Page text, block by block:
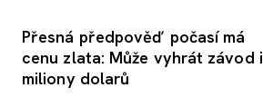
Přesná předpověď počasí má
cenu zlata: Může vyhrát závod i
miliony dolarů